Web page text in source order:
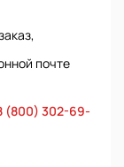
почте
(800) 302-69-